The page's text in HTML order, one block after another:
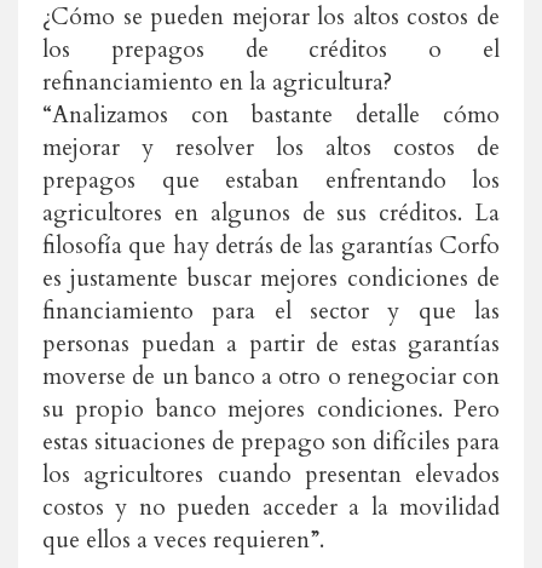
¿Cómo se pueden mejorar los altos costos de
los prepagos de créditos o el
refinanciamiento en la agricultura?
“Analizamos con bastante detalle cómo
mejorar y resolver los altos costos de
prepagos que estaban enfrentando los
agricultores en algunos de sus créditos. La
filosofía que hay detrás de las garantías Corfo
es justamente buscar mejores condiciones de
financiamiento para el sector y que las
personas puedan a partir de estas garantías
moverse de un banco a otro o renegociar con
su propio banco mejores condiciones. Pero
estas situaciones de prepago son difíciles para
los agricultores cuando presentan elevados
costos y no pueden acceder a la movilidad
que ellos a veces requieren”.